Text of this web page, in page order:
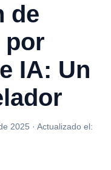
de
por
IA: Un
2025 · Actualizado el: